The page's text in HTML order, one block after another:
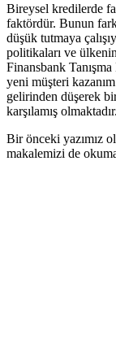
Bireysel kredilerde
faktördür. Bunun
düşük tutmaya
politikaları ve
Finansbank
yeni müşteri
gelirinden düşerek
karşılamış olmaktadır.
Bir önceki yazımız
makalemizi de